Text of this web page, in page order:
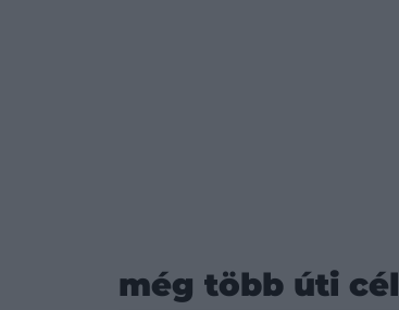
még több úti cél